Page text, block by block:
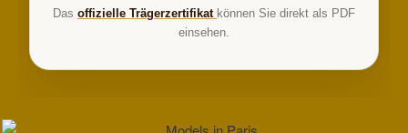
Das offizielle Trägerzertifikat können Sie direkt als PDF
einsehen.